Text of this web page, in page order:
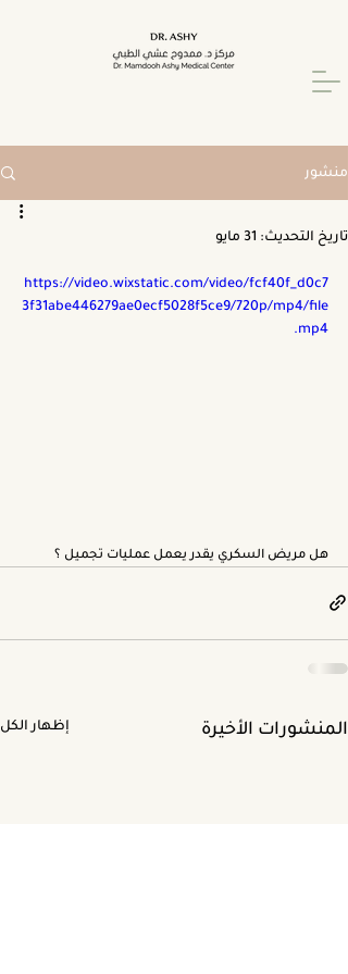
منشور
تاريخ التحديث: 31 مايو
https://video.wixstatic.com/video/fcf40f_d0c7
3f31abe446279ae0ecf5028f5ce9/720p/mp4/file
.mp4
هل مريض السكري يقدر يعمل عمليات تجميل ؟
المنشورات الأخيرة إظهار الكل